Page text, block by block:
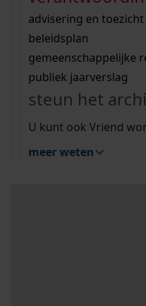
bouwvergunningen
vergunningen
beeld en geluid
uitleg nodig?
Wij helpen u op weg
bekijk alle zoektips
Wij helpen u op weg
bekijk alle zoektips
bekijk ons
advisering en toezicht
beleidsplan
gemeenschappelijke
publiek jaarverslag
steun het
U kunt ook Vriend
meer weten
Mijn Studiezaal (inloggen)